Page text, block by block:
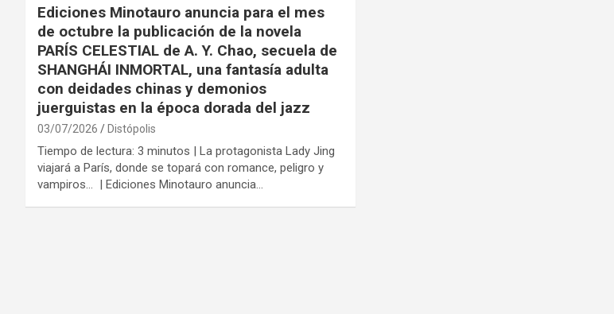
Ediciones Minotauro anuncia para el mes
de octubre la publicación de la novela
PARÍS CELESTIAL de A. Y. Chao, secuela de
SHANGHÁI INMORTAL, una fantasía adulta
con deidades chinas y demonios
juerguistas en la época dorada del jazz
03/07/2026 Distópolis
Tiempo de lectura: 3 minutos | La protagonista Lady Jing
viajará a París, donde se topará con romance, peligro y
vampiros… | Ediciones Minotauro anuncia…